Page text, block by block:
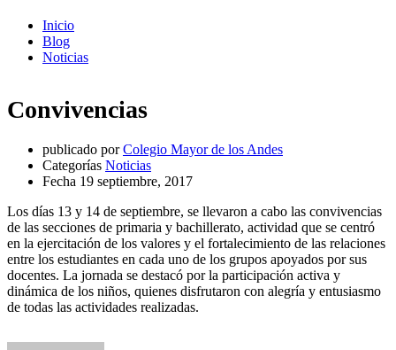
Inicio
Blog
Noticias
Convivencias
publicado por Colegio Mayor de los Andes
Categorías Noticias
Fecha 19 septiembre, 2017
Los días 13 y 14 de septiembre, se llevaron a cabo las convivencias
de las secciones de primaria y bachillerato, actividad que se centró
en la ejercitación de los valores y el fortalecimiento de las relaciones
entre los estudiantes en cada uno de los grupos apoyados por sus
docentes. La jornada se destacó por la participación activa y
dinámica de los niños, quienes disfrutaron con alegría y entusiasmo
de todas las actividades realizadas.